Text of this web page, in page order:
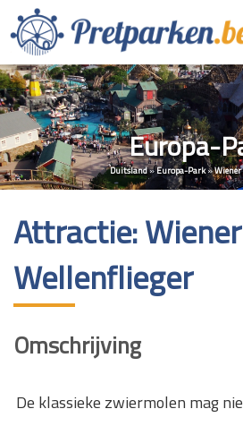
Europa-
Duitsland»Europa-Park»
Attractie: Wiener
Wellenflieger
Omschrijving
De klassieke zwiermolen mag